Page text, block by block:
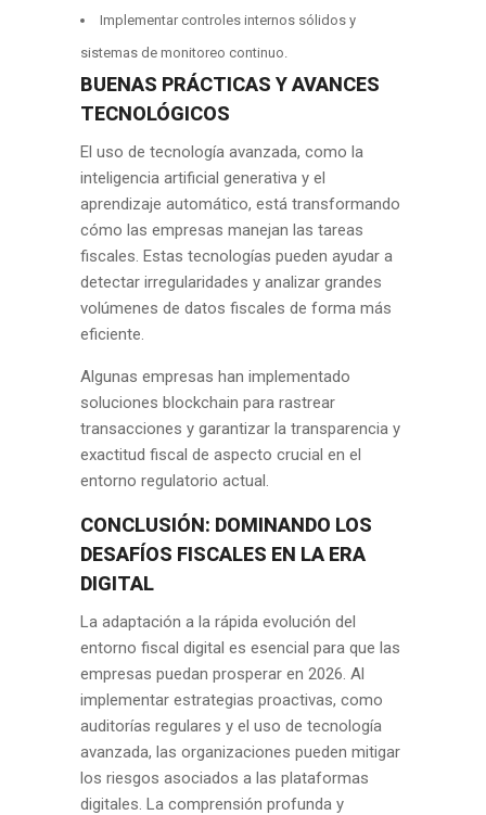
Implementar controles internos sólidos y
sistemas de monitoreo continuo.
BUENAS PRÁCTICAS Y AVANCES
TECNOLÓGICOS
El uso de tecnología avanzada, como la
inteligencia artificial generativa y el
aprendizaje automático, está transformando
cómo las empresas manejan las tareas
fiscales. Estas tecnologías pueden ayudar a
detectar irregularidades y analizar grandes
volúmenes de datos fiscales de forma más
eficiente.
Algunas empresas han implementado
soluciones blockchain para rastrear
transacciones y garantizar la transparencia y
exactitud fiscal de aspecto crucial en el
entorno regulatorio actual.
CONCLUSIÓN: DOMINANDO LOS
DESAFÍOS FISCALES EN LA ERA
DIGITAL
La adaptación a la rápida evolución del
entorno fiscal digital es esencial para que las
empresas puedan prosperar en 2026. Al
implementar estrategias proactivas, como
auditorías regulares y el uso de tecnología
avanzada, las organizaciones pueden mitigar
los riesgos asociados a las plataformas
digitales. La comprensión profunda y